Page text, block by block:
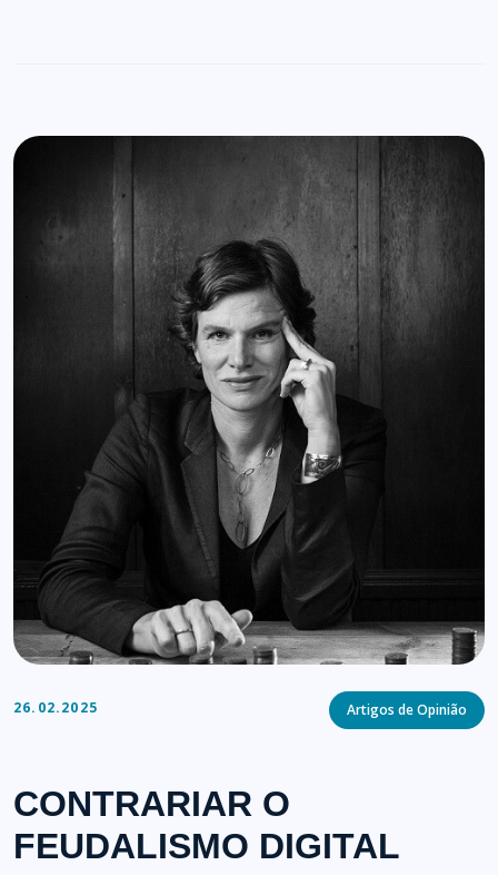
26.02.2025 Categories
Artigos de Opinião
CONTRARIAR O
FEUDALISMO DIGITAL